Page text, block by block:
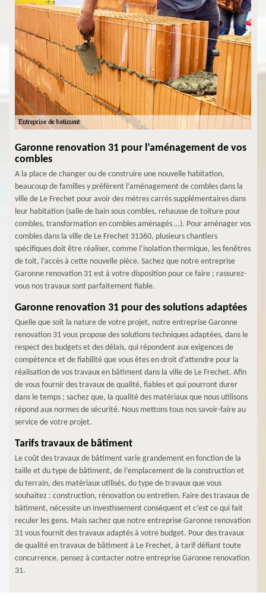
Garonne renovation 31 pour l’aménagement de vos
combles
A la place de changer ou de construire une nouvelle habitation,
beaucoup de familles y préfèrent l’aménagement de combles dans la
ville de Le Frechet pour avoir des mètres carrés supplémentaires dans
leur habitation (salle de bain sous combles, rehausse de toiture pour
combles, transformation en combles aménagés …). Pour aménager vos
combles dans la ville de Le Frechet 31360, plusieurs chantiers
spécifiques doit être réaliser, comme l’isolation thermique, les fenêtres
de toit, l’accès à cette nouvelle pièce. Sachez que notre entreprise
Garonne renovation 31 est à votre disposition pour ce faire ; rassurez-
vous nos travaux sont parfaitement fiable.
Garonne renovation 31 pour des solutions adaptées
Quelle que soit la nature de votre projet, notre entreprise Garonne
renovation 31 vous propose des solutions techniques adaptées, dans le
respect des budgets et des délais, qui répondent aux exigences de
compétence et de fiabilité que vous êtes en droit d’attendre pour la
réalisation de vos travaux en bâtiment dans la ville de Le Frechet. Afin
de vous fournir des travaux de qualité, fiables et qui pourront durer
dans le temps ; sachez que, la qualité des matériaux que nous utilisons
répond aux normes de sécurité. Nous mettons tous nos savoir-faire au
service de votre projet.
Tarifs travaux de bâtiment
Le coût des travaux de bâtiment varie grandement en fonction de la
taille et du type de bâtiment, de l’emplacement de la construction et
du terrain, des matériaux utilisés, du type de travaux que vous
souhaitez : construction, rénovation ou entretien. Faire des travaux de
bâtiment, nécessite un investissement conséquent et c’est ce qui fait
reculer les gens. Mais sachez que notre entreprise Garonne renovation
31 vous fournit des travaux adaptés à votre budget. Pour des travaux
de qualité en travaux de bâtiment à Le Frechet, à tarif défiant toute
concurrence, pensez à contacter notre entreprise Garonne renovation
31.